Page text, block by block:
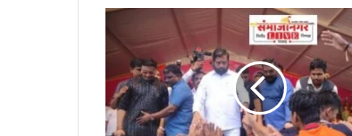
"लाडकी
प्रमाणेच
"सुरक्षित
बहीण"
ही
जबाबदारीही